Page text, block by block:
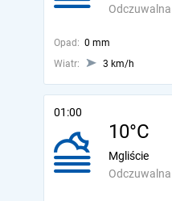
Odczuwalna
Opad: 0 mm
Wiatr:
3 km/h
01:00
10°C
Odczuwalna
Mgliście